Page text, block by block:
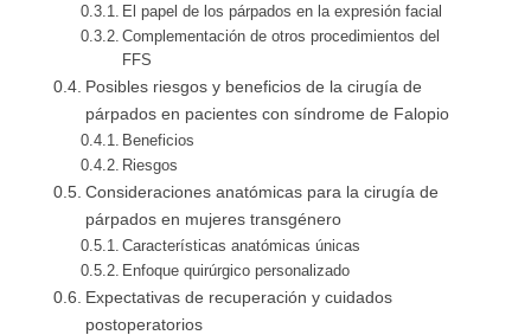
El papel de los párpados en la expresión facial
Complementación de otros procedimientos del
FFS
Posibles riesgos y beneficios de la cirugía de
párpados en pacientes con síndrome de Falopio
Beneficios
Riesgos
Consideraciones anatómicas para la cirugía de
párpados en mujeres transgénero
Características anatómicas únicas
Enfoque quirúrgico personalizado
Expectativas de recuperación y cuidados
postoperatorios